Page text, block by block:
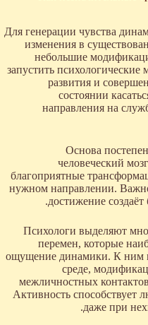
Для генерации чувства
изменения в
небольшие
запустить
развития и
состоянии
направления на
Основа
человеческий
благоприятные
нужном направлении.
достижение
Психологи выделяют
перемен, которые
ощущение динамики. К ним
среде,
межличностных
Активность способствует
даже при